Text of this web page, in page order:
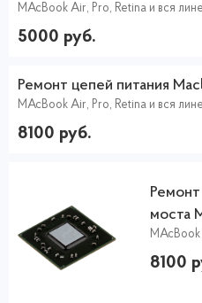
MAcBook Air, Pro, Retina и вся
5000 руб.
Ремонт цепей питания
MAcBook Air, Pro, Retina и вся
8100 руб.
моста
MAcBook
8100